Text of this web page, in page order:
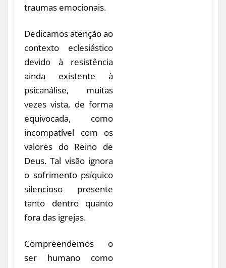
traumas emocionais.
Dedicamos atenção ao
contexto eclesiástico
devido à resistência
ainda existente à
psicanálise, muitas
vezes vista, de forma
equivocada, como
incompatível com os
valores do Reino de
Deus. Tal visão ignora
o sofrimento psíquico
silencioso presente
tanto dentro quanto
fora das igrejas.
Compreendemos o
ser humano como